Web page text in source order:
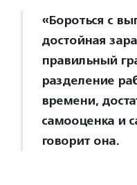
«Бороться с
достойная
правильный
разделение
времени,
самооценка и
говорит она.